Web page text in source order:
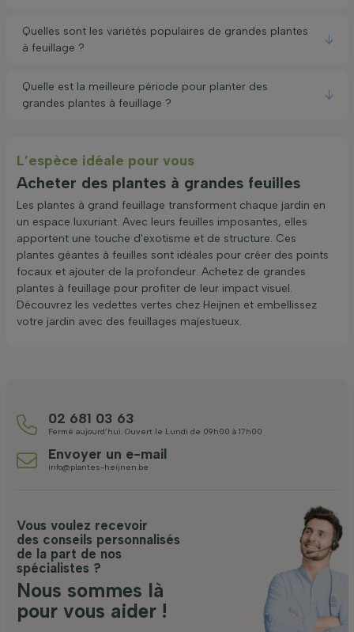
Quelles sont les variétés populaires de grandes plantes
à feuillage ?
Quelle est la meilleure période pour planter des
grandes plantes à feuillage ?
L’espèce idéale pour vous
Acheter des plantes à grandes feuilles
Les plantes à grand feuillage transforment chaque jardin en
un espace luxuriant. Avec leurs feuilles imposantes, elles
apportent une touche d'exotisme et de structure. Ces
plantes géantes à feuilles sont idéales pour créer des points
focaux et ajouter de la profondeur. Achetez de grandes
plantes à feuillage pour profiter de leur impact visuel.
Découvrez les vedettes vertes chez Heijnen et embellissez
votre jardin avec des feuillages majestueux.
02 681 03 63
Fermé aujourd’hui. Ouvert le Lundi de 09h00 à 17h00
Envoyer un e-mail
info@plantes-heijnen.be
Vous voulez recevoir
des conseils personnalisés
de la part de nos
spécialistes ?
Nous sommes là
pour vous aider !